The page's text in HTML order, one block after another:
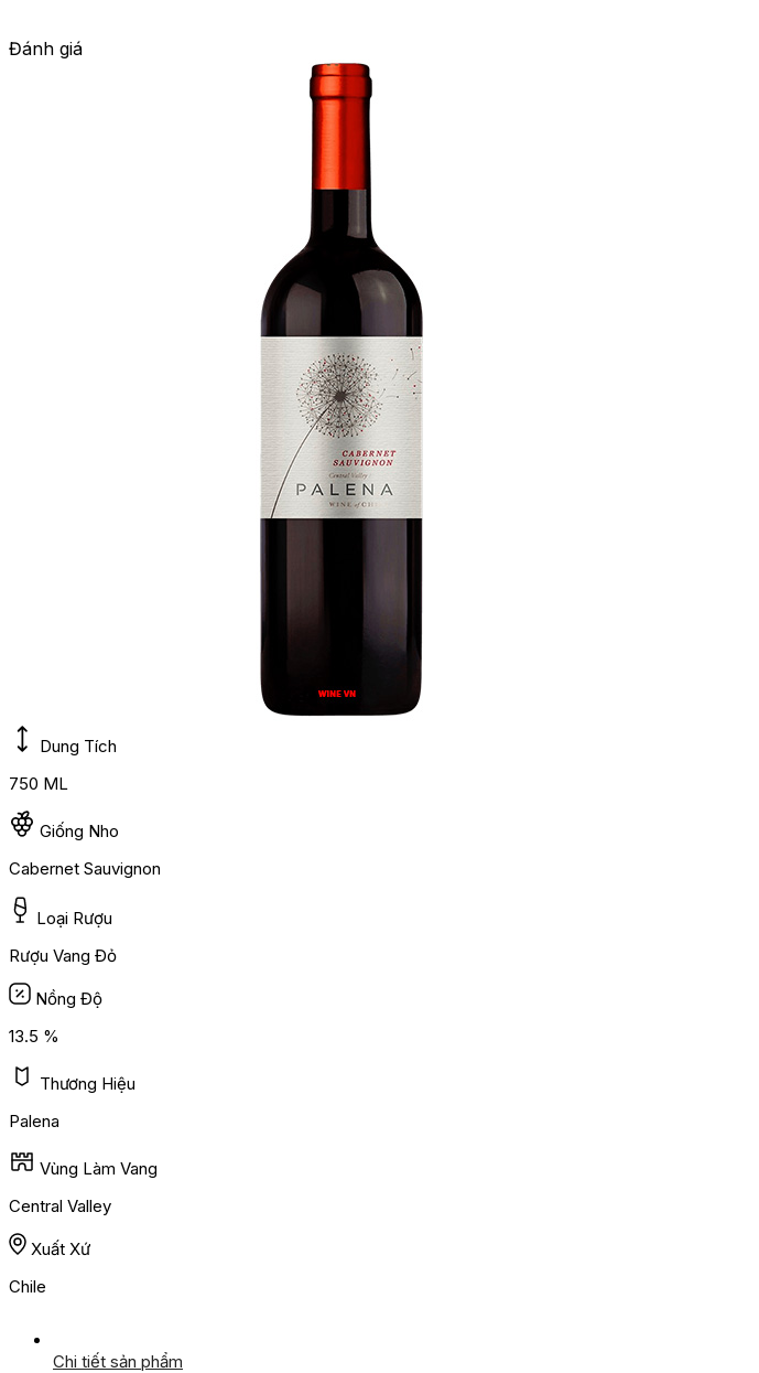
Đánh giá
Dung Tích
750 ML
Giống Nho
Cabernet Sauvignon
Loại Rượu
Rượu Vang Đỏ
Nồng Độ
13.5 %
Thương Hiệu
Palena
Vùng Làm Vang
Central Valley
Xuất Xứ
Chile
Chi tiết sản phẩm